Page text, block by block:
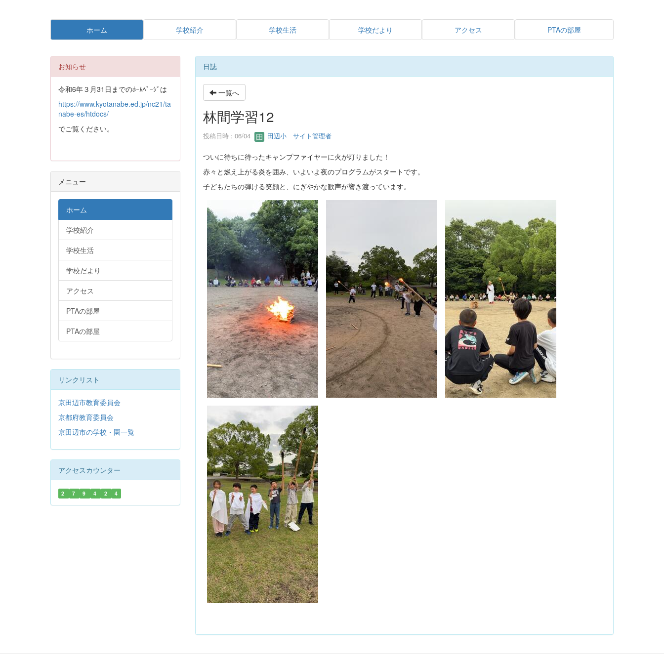
ホーム 学校紹介 学校生活 学校だより アクセス PTAの部屋
日誌
一覧へ
林間学習12
投稿日時 : 06/04 田辺小 サイト管理者
ついに待ちに待ったキャンプファイヤーに火が灯りました！
赤々と燃え上がる炎を囲み、いよいよ夜のプログラムがスタートです。
子どもたちの弾ける笑顔と、にぎやかな歓声が響き渡っています。
お知らせ
令和6年３月31日までのﾎｰﾑﾍﾟｰｼﾞは
https://www.kyotanabe.ed.jp/nc21/ta
nabe-es/htdocs/
でご覧ください。
メニュー
ホーム
学校紹介
学校生活
学校だより
アクセス
PTAの部屋
PTAの部屋
リンクリスト
京田辺市教育委員会
京都府教育委員会
京田辺市の学校・園一覧
アクセスカウンター
2 7 9 4 2 4